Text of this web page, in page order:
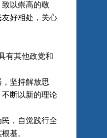
以崇高的敬
好相处，关心
有其他政党和
坚持解放思
断以新的理论
，自觉践行全
基。